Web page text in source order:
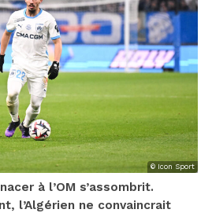
© Icon Sport
à l’OM s’assombrit.
l’Algérien ne convaincrait